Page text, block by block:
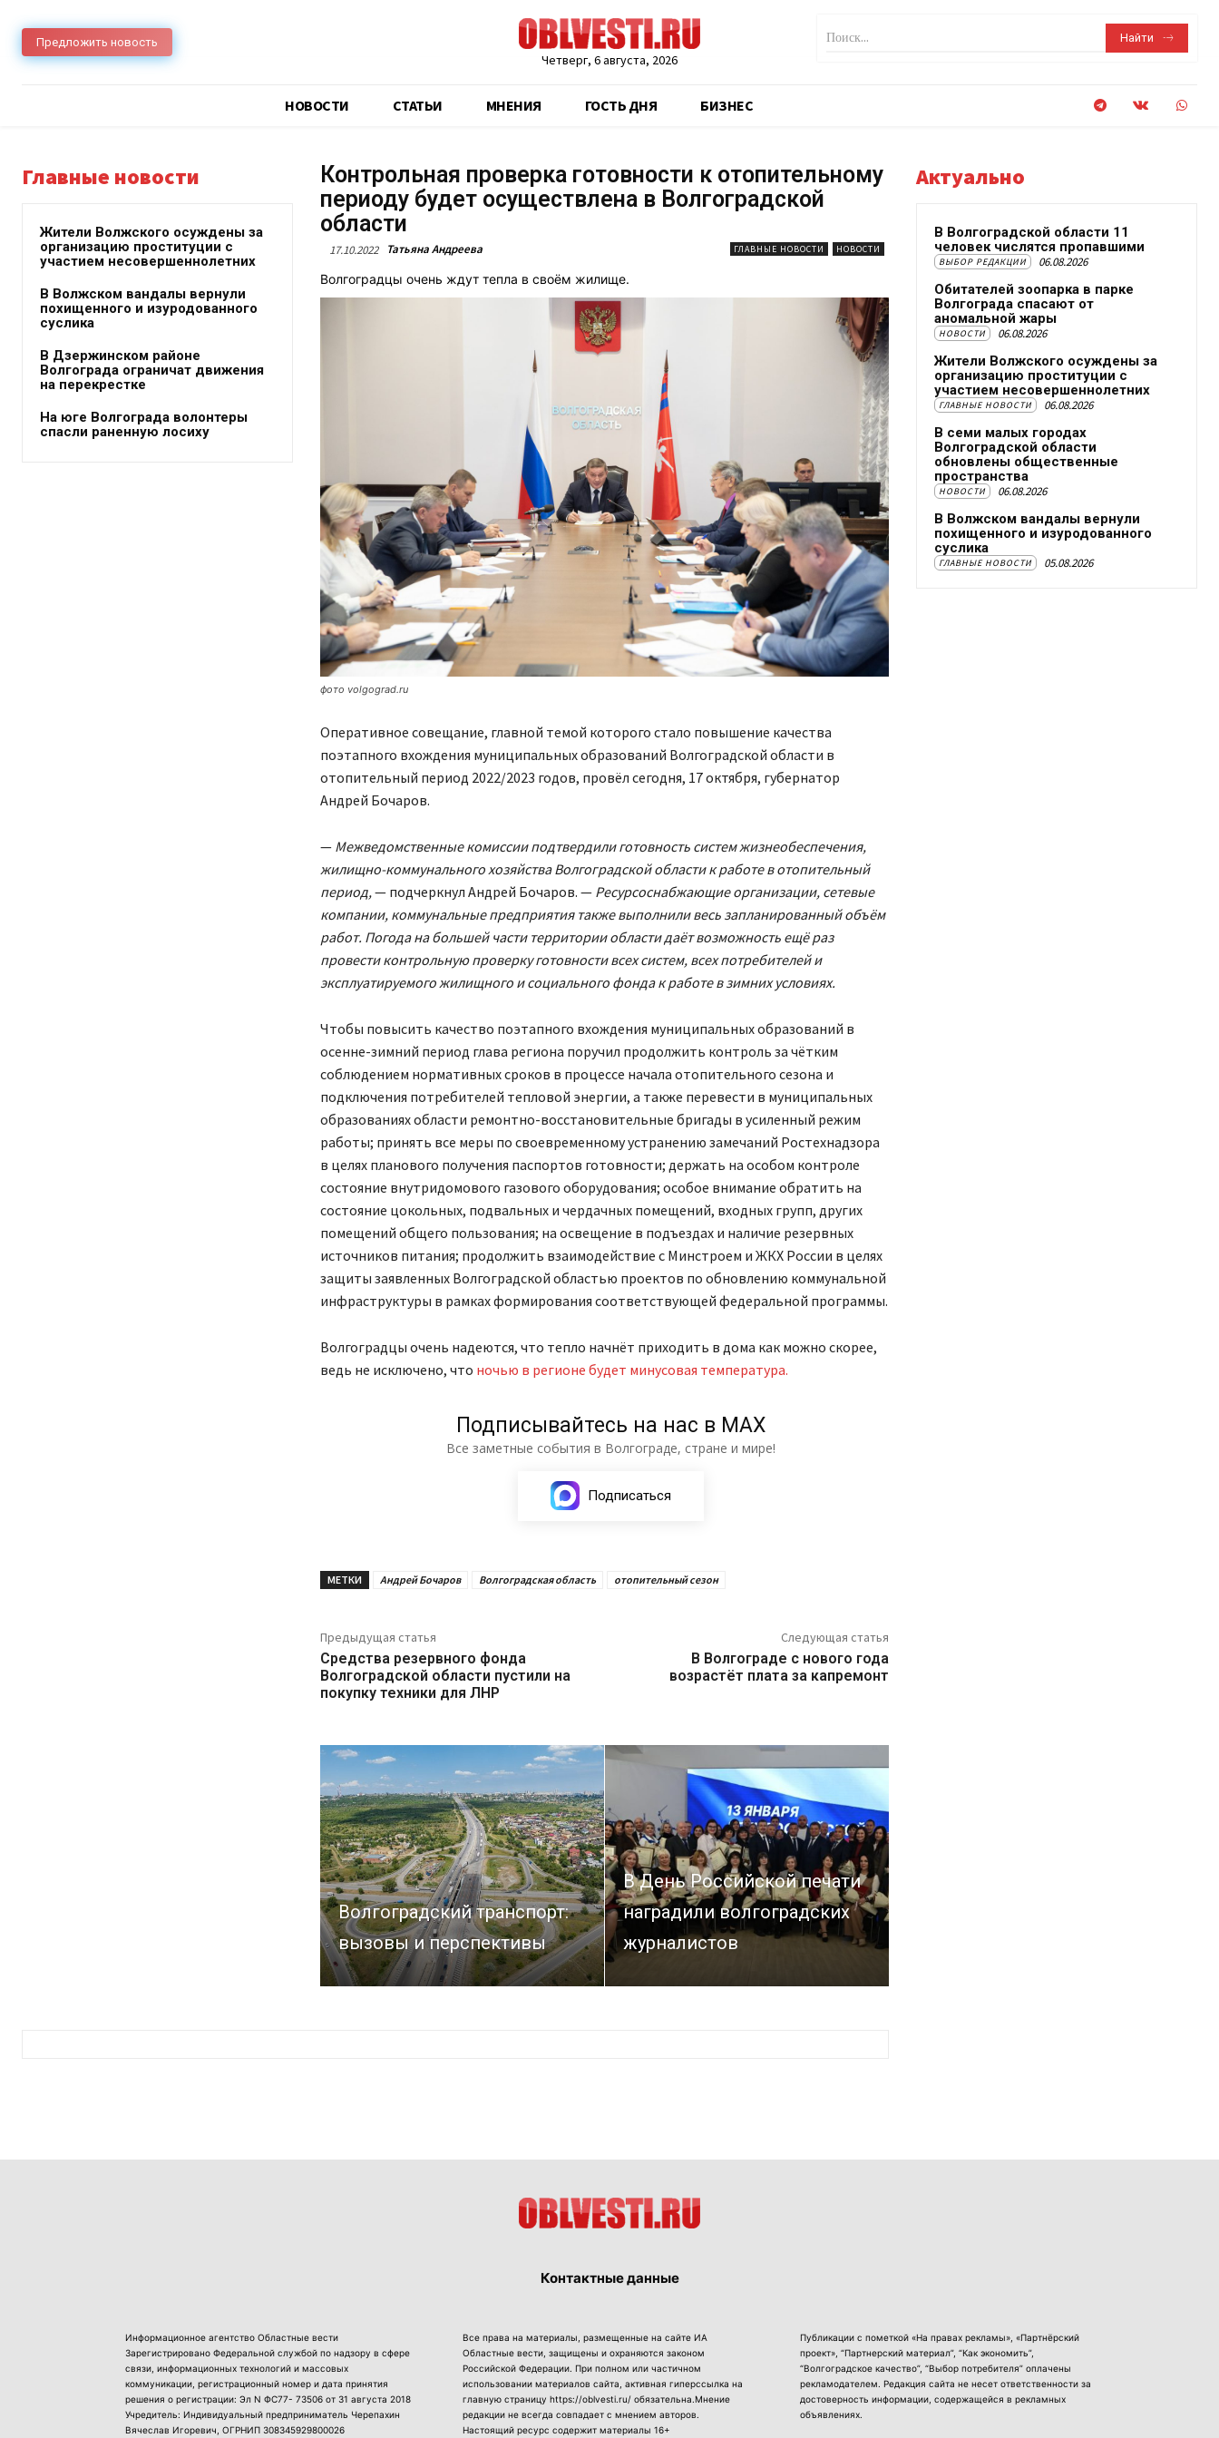
Предложить новость
Четверг, 6 августа, 2026
Поиск... Найти
НОВОСТИ CТАТЬИ МНЕНИЯ ГОСТЬ ДНЯ БИЗНЕС
Главные новости
Жители Волжского осуждены за
организацию проституции с
участием несовершеннолетних
В Волжском вандалы вернули
похищенного и изуродованного
суслика
В Дзержинском районе
Волгограда ограничат движения
на перекрестке
На юге Волгограда волонтеры
спасли раненную лосиху
Контрольная проверка готовности к отопительному
периоду будет осуществлена в Волгоградской
области
17.10.2022 Татьяна Андреева ГЛАВНЫЕ НОВОСТИ НОВОСТИ
Волгоградцы очень ждут тепла в своём жилище.
фото volgograd.ru
Оперативное совещание, главной темой которого стало повышение качества
поэтапного вхождения муниципальных образований Волгоградской области в
отопительный период 2022/2023 годов, провёл сегодня, 17 октября, губернатор
Андрей Бочаров.
— Межведомственные комиссии подтвердили готовность систем жизнеобеспечения,
жилищно-коммунального хозяйства Волгоградской области к работе в отопительный
период,— подчеркнул Андрей Бочаров. — Ресурсоснабжающие организации, сетевые
компании, коммунальные предприятия также выполнили весь запланированный объём
работ. Погода на большей части территории области даёт возможность ещё раз
провести контрольную проверку готовности всех систем, всех потребителей и
эксплуатируемого жилищного и социального фонда к работе в зимних условиях.
Чтобы повысить качество поэтапного вхождения муниципальных образований в
осенне-зимний период глава региона поручил продолжить контроль за чётким
соблюдением нормативных сроков в процессе начала отопительного сезона и
подключения потребителей тепловой энергии, а также перевести в муниципальных
образованиях области ремонтно-восстановительные бригады в усиленный режим
работы; принять все меры по своевременному устранению замечаний Ростехнадзора
в целях планового получения паспортов готовности; держать на особом контроле
состояние внутридомового газового оборудования; особое внимание обратить на
состояние цокольных, подвальных и чердачных помещений, входных групп, других
помещений общего пользования; на освещение в подъездах и наличие резервных
источников питания; продолжить взаимодействие с Минстроем и ЖКХ России в целях
защиты заявленных Волгоградской областью проектов по обновлению коммунальной
инфраструктуры в рамках формирования соответствующей федеральной программы.
Волгоградцы очень надеются, что тепло начнёт приходить в дома как можно скорее,
ведь не исключено, что ночью в регионе будет минусовая температура.
Подписывайтесь на нас в МАХ
Все заметные события в Волгограде, стране и мире!
Подписаться
МЕТКИ Андрей Бочаров Волгоградская область отопительный сезон
Предыдущая статья
Средства резервного фонда
Волгоградской области пустили на
покупку техники для ЛНР
Следующая статья
В Волгограде с нового года
возрастëт плата за капремонт
Волгоградский транспорт:
вызовы и перспективы
В День Российской печати
наградили волгоградских
журналистов
Актуально
В Волгоградской области 11
человек числятся пропавшими
ВЫБОР РЕДАКЦИИ 06.08.2026
Обитателей зоопарка в парке
Волгограда спасают от
аномальной жары
НОВОСТИ 06.08.2026
Жители Волжского осуждены за
организацию проституции с
участием несовершеннолетних
ГЛАВНЫЕ НОВОСТИ 06.08.2026
В семи малых городах
Волгоградской области
обновлены общественные
пространства
НОВОСТИ 06.08.2026
В Волжском вандалы вернули
похищенного и изуродованного
суслика
ГЛАВНЫЕ НОВОСТИ 05.08.2026
Контактные данные
Информационное агентство Областные вести
Зарегистрировано Федеральной службой по надзору в сфере
связи, информационных технологий и массовых
коммуникации, регистрационный номер и дата принятия
решения о регистрации: Эл N ФС77- 73506 от 31 августа 2018
Учредитель: Индивидуальный предприниматель Черепахин
Вячеслав Игоревич, ОГРНИП 308345929800026
Все права на материалы, размещенные на сайте ИА
Областные вести, защищены и охраняются законом
Российской Федерации. При полном или частичном
использовании материалов сайта, активная гиперссылка на
главную страницу https://oblvesti.ru/ обязательна.Мнение
редакции не всегда совпадает с мнением авторов.
Настоящий ресурс содержит материалы 16+
Публикации с пометкой «На правах рекламы», «Партнёрский
проект», “Партнерский материал”, “Как экономить”,
“Волгоградское качество”, “Выбор потребителя” оплачены
рекламодателем. Редакция сайта не несет ответственности за
достоверность информации, содержащейся в рекламных
объявлениях.